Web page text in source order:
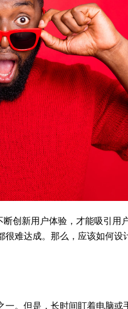
断创新用户体验，才能吸引用
难达成。那么，应该如何设
。但是，长时间盯着电脑或